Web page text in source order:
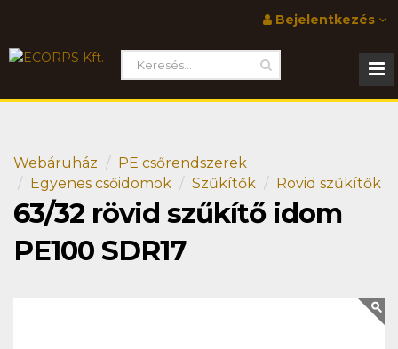
Bejelentkezés
Webáruház
PE csőrendszerek
Egyenes csőidomok
Szűkítők Rövid szűkítők
63/32 rövid szűkítő idom
PE100 SDR17